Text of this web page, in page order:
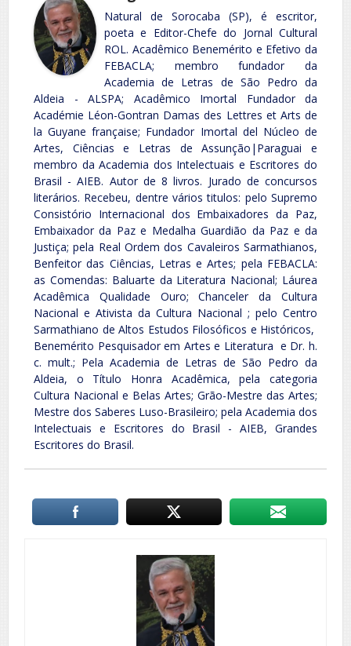
Natural de Sorocaba (SP), é escritor,
poeta e Editor-Chefe do Jornal Cultural
ROL. Acadêmico Benemérito e Efetivo da
FEBACLA; membro fundador da
Academia de Letras de São Pedro da
Aldeia - ALSPA; Acadêmico Imortal Fundador da
Académie Léon-Gontran Damas des Lettres et Arts de
la Guyane française; Fundador Imortal del Núcleo de
Artes, Ciências e Letras de Assunção|Paraguai e
membro da Academia dos Intelectuais e Escritores do
Brasil - AIEB. Autor de 8 livros. Jurado de concursos
literários. Recebeu, dentre vários titulos: pelo Supremo
Consistório Internacional dos Embaixadores da Paz,
Embaixador da Paz e Medalha Guardião da Paz e da
Justiça; pela Real Ordem dos Cavaleiros Sarmathianos,
Benfeitor das Ciências, Letras e Artes; pela FEBACLA:
as Comendas: Baluarte da Literatura Nacional; Láurea
Acadêmica Qualidade Ouro; Chanceler da Cultura
Nacional e Ativista da Cultura Nacional ; pelo Centro
Sarmathiano de Altos Estudos Filosóficos e Históricos,
Benemérito Pesquisador em Artes e Literatura e Dr. h.
c. mult.; Pela Academia de Letras de São Pedro da
Aldeia, o Título Honra Acadêmica, pela categoria
Cultura Nacional e Belas Artes; Grão-Mestre das Artes;
Mestre dos Saberes Luso-Brasileiro; pela Academia dos
Intelectuais e Escritores do Brasil - AIEB, Grandes
Escritores do Brasil.